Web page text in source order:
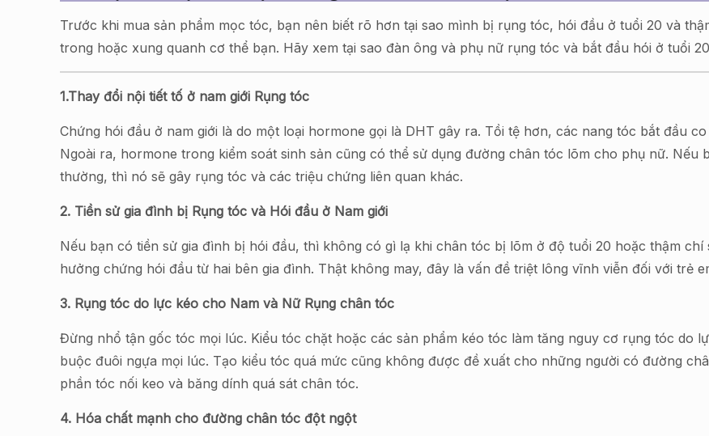
Trước khi mua sản phẩm mọc tóc, bạn nên biết rõ hơn tại sao mình bị rụng tóc, hói đầu ở tuổi 20 và
trong hoặc xung quanh cơ thể bạn. Hãy xem tại sao đàn ông và phụ nữ rụng tóc và bắt đầu hói ở tuổi
1.Thay đổi nội tiết tố ở nam giới Rụng tóc
Chứng hói đầu ở nam giới là do một loại hormone gọi là DHT gây ra. Tồi tệ hơn, các nang tóc bắt đầu
Ngoài ra, hormone trong kiểm soát sinh sản cũng có thể sử dụng đường chân tóc lõm cho phụ nữ.
thường, thì nó sẽ gây rụng tóc và các triệu chứng liên quan khác.
2. Tiền sử gia đình bị Rụng tóc và Hói đầu ở Nam giới
Nếu bạn có tiền sử gia đình bị hói đầu, thì không có gì lạ khi chân tóc bị lõm ở độ tuổi 20 hoặc thậm
hưởng chứng hói đầu từ hai bên gia đình. Thật không may, đây là vấn đề triệt lông vĩnh viễn đối với trẻ
3. Rụng tóc do lực kéo cho Nam và Nữ Rụng chân tóc
Đừng nhổ tận gốc tóc mọi lúc. Kiểu tóc chặt hoặc các sản phẩm kéo tóc làm tăng nguy cơ rụng tóc do
buộc đuôi ngựa mọi lúc. Tạo kiểu tóc quá mức cũng không được đề xuất cho những người có đường
phần tóc nối keo và băng dính quá sát chân tóc.
4. Hóa chất mạnh cho đường chân tóc đột ngột